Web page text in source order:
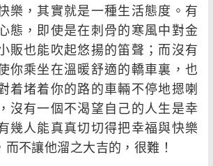
樂，其實就是一種生活態度。有
態，即使是在刺骨的寒風中對金
販也能吹起悠揚的笛聲；而沒有
你乘坐在溫暖舒適的轎車裏，也
着堵着你的路的車輛不停地摁喇
沒有一個不渴望自己的人生是幸
幾人能真真切切得把幸福與快樂
不讓他溜之大吉的，很難！